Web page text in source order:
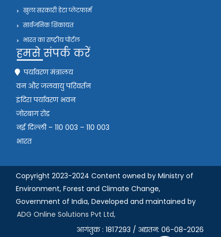
खुला सरकारी डेटा प्लेटफार्म
सार्वजनिक शिकायत
भारत का राष्ट्रीय पोर्टल
हमसे संपर्क करें
पर्यावरण मंत्रालय
वन और जलवायु परिवर्तन
इंदिरा पर्यावरण भवन
जोरबाग रोड
नई दिल्ली – 110 003 – 110 003
भारत
Copyright 2023-2024 Content owned by Ministry of
Environment, Forest and Climate Change,
Government of India, Developed and maintained by
ADG Online Solutions Pvt Ltd,
आगंतुक : 1817293 / अद्यतन: 06-08-2026